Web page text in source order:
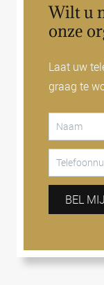
Wilt u
onze
Laat uw
graag te
BEL